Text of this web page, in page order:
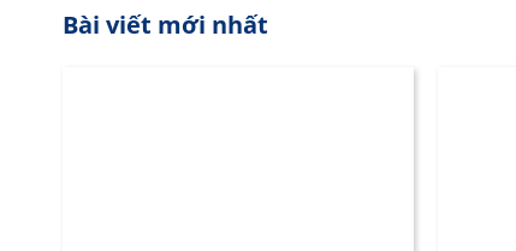
Bài viết mới nhất